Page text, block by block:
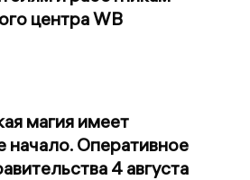
центра WB
магия имеет
начало. Оперативное
4 августа